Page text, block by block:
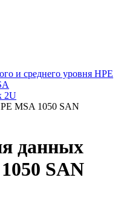
и среднего уровня HPE
2U
MSA 1050 SAN
данных
SAN